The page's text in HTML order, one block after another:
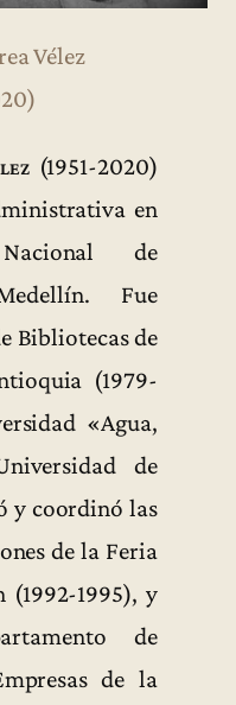
Vélez
(1951-2020)
en
de
Fue
Bibliotecas de
(1979-
«Agua,
de
y coordinó las
de la Feria
1995), y
de
de la